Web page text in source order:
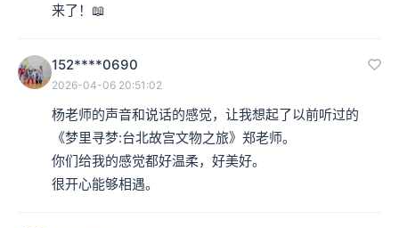
来了！📖
152****0690
2026-04-06 20:51:02
杨老师的声音和说话的感觉，让我想起了以前听过的
《梦里寻梦:台北故宫文物之旅》郑老师。
你们给我的感觉都好温柔，好美好。
很开心能够相遇。